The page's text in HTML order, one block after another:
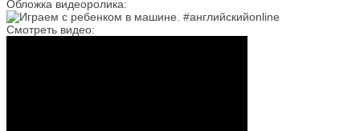
Обложка видеоролика:
Смотреть видео: